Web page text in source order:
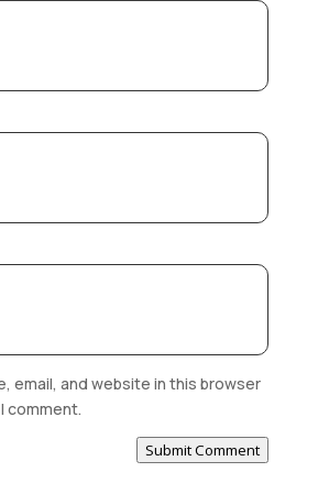
email, and website in this browser
comment.
Submit Comment